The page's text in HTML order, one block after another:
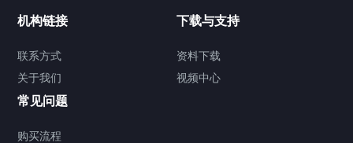
签署类文件海牙认证程序费用
视频中心
机构链接
联系方式
关于我们
下载与支持
资料下载
视频中心
常见问题
购买流程